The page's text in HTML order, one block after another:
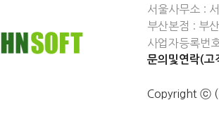
서울사무소 :
부산본점 : 부
사업자등록
문의및연락(
Copyright ⓒ (